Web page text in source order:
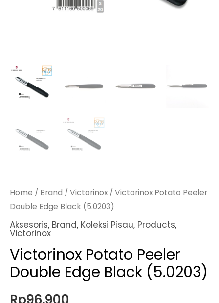
Home / Brand / Victorinox / Victorinox Potato Peeler
Double Edge Black (5.0203)
Aksesoris, Brand, Koleksi Pisau, Products,
Victorinox
Victorinox Potato Peeler
Double Edge Black (5.0203)